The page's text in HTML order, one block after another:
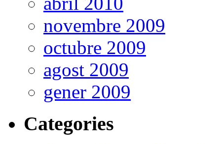
novembre 2009
octubre 2009
agost 2009
gener 2009
Categories